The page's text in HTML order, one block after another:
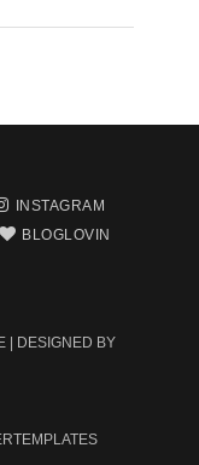
INSTAGRAM
BLOGLOVIN
| DESIGNED BY